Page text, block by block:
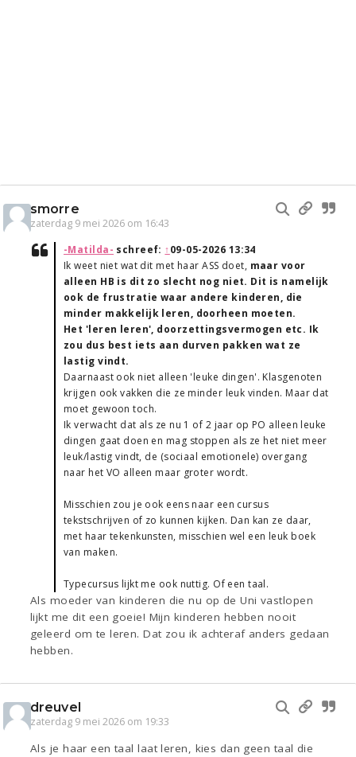
smorre
zaterdag 9 mei 2026 om 16:43
-Matilda- schreef: ↑09-05-2026 13:34
Ik weet niet wat dit met haar ASS doet, maar voor
alleen HB is dit zo slecht nog niet. Dit is namelijk
ook de frustratie waar andere kinderen, die
minder makkelijk leren, doorheen moeten.
Het 'leren leren', doorzettingsvermogen etc. Ik
zou dus best iets aan durven pakken wat ze
lastig vindt.
Daarnaast ook niet alleen 'leuke dingen'. Klasgenoten
krijgen ook vakken die ze minder leuk vinden. Maar dat
moet gewoon toch.
Ik verwacht dat als ze nu 1 of 2 jaar op PO alleen leuke
dingen gaat doen en mag stoppen als ze het niet meer
leuk/lastig vindt, de (sociaal emotionele) overgang
naar het VO alleen maar groter wordt.
Misschien zou je ook eens naar een cursus
tekstschrijven of zo kunnen kijken. Dan kan ze daar,
met haar tekenkunsten, misschien wel een leuk boek
van maken.
Typecursus lijkt me ook nuttig. Of een taal.
Als moeder van kinderen die nu op de Uni vastlopen
lijkt me dit een goeie! Mijn kinderen hebben nooit
geleerd om te leren. Dat zou ik achteraf anders gedaan
hebben.
dreuvel
zaterdag 9 mei 2026 om 19:33
Als je haar een taal laat leren, kies dan geen taal die